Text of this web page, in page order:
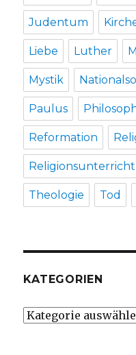
Judentum
Liebe Luther
Mystik
Paulus
Reformation
Religionsunterricht
Theologie Tod
KATEGORIEN
Kategorien